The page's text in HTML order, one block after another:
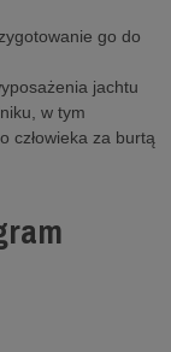
go do
jachtu
w tym
człowieka za burtą